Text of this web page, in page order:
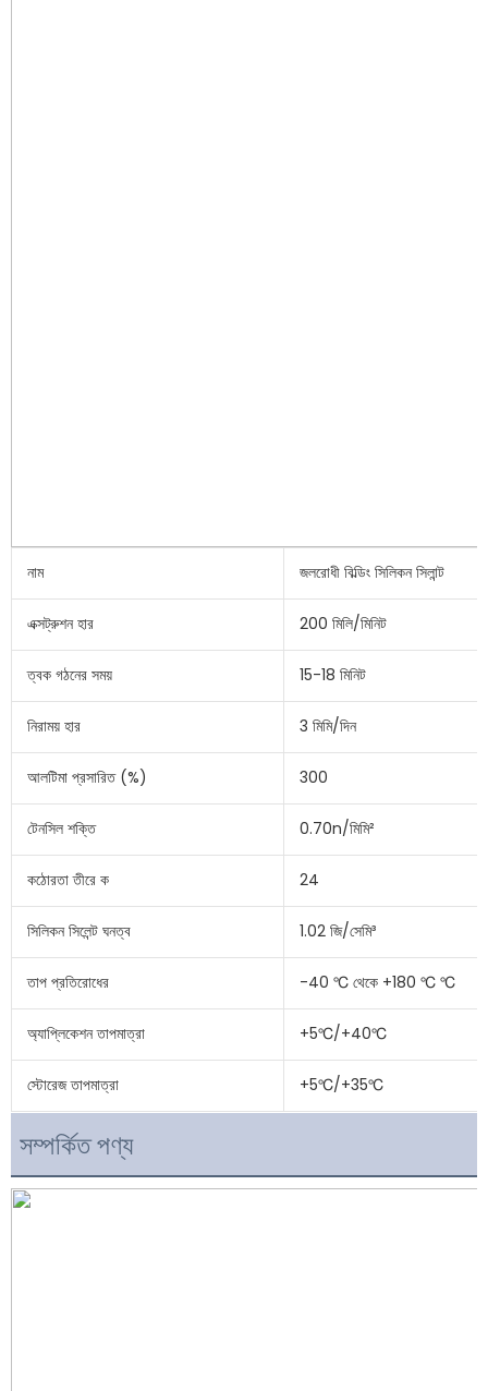
নাম জলরোধী বিল্ডিং সিলিকন সিলান্ট
এক্সট্রুশন হার 200 মিলি/মিনিট
ত্বক গঠনের সময় 15-18 মিনিট
নিরাময় হার 3 মিমি/দিন
আলটিমা প্রসারিত (%) 300
টেনসিল শক্তি 0.70n/মিমি²
কঠোরতা তীরে ক 24
সিলিকন সিলেন্ট ঘনত্ব 1.02 জি/সেমি³
তাপ প্রতিরোধের -40 ℃ থেকে +180 ℃ ℃
অ্যাপ্লিকেশন তাপমাত্রা +5℃/+40℃
স্টোরেজ তাপমাত্রা +5℃/+35℃
সম্পর্কিত পণ্য